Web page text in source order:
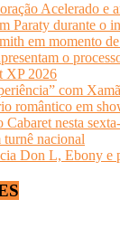
Acelerado e
Paraty durante o
em momento
o
XP 2026
com
romântico em
nesta
turnê nacional
Don L, Ebony e